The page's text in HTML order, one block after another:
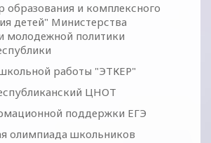
образования и комплексного
детей" Министерства
молодежной политики
работы "ЭТКЕР"
ЦНОТ
поддержки ЕГЭ
олимпиада школьников